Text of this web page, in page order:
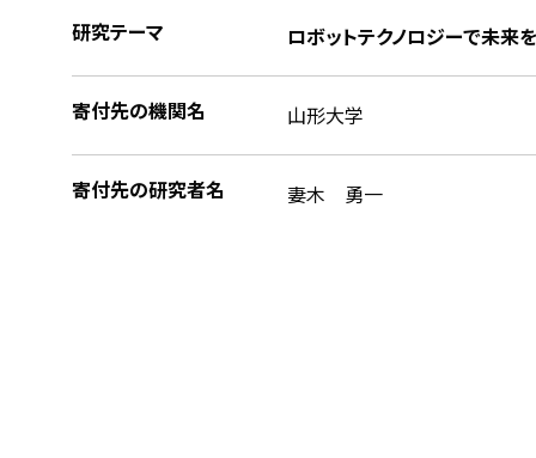
研究テーマ ロボットテクノロジーで未来
寄付先の機関名 山形大学
寄付先の研究者名 妻木 勇一